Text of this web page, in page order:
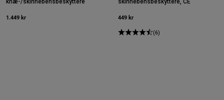
knæ-/skinnebensbeskyttere
1.449 kr
skinnebensbeskyttere, CE
449 kr
(6)